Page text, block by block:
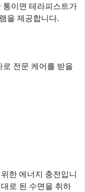
통이면 테라피스트가
을 제공합니다.
전문 케어를 받을
한 에너지 충전입니
로 된 수면을 취하